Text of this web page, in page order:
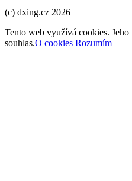
(c) dxing.cz 2026
Tento web využívá cookies.
souhlas.O cookies Rozumím